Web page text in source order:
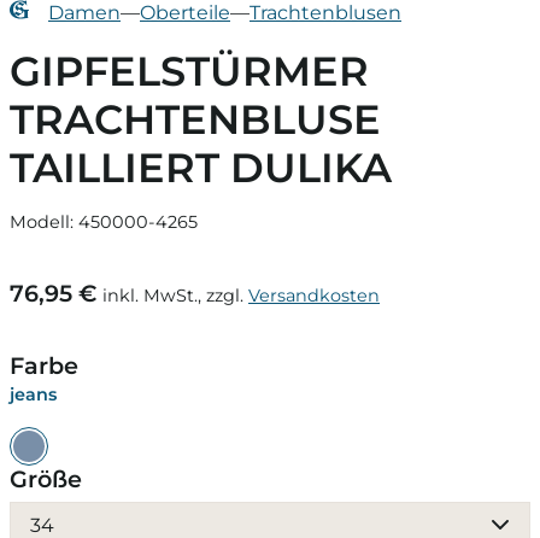
Damen—Oberteile—Trachtenblusen
GIPFELSTÜRMER
TRACHTENBLUSE
TAILLIERT DULIKA
Modell: 450000-4265
76,95 € inkl. MwSt., zzgl. Versandkosten
Farbe
jeans
Größe
34